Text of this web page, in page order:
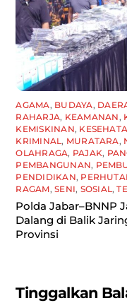
AGAMA, BUDAYA,
RAHARJA, KEAMANAN,
KEMISKINAN,
KRIMINAL, MURATARA,
OLAHRAGA, PAJAK,
PEMBANGUNAN,
PENDIDIKAN,
RAGAM,SENI, SOSIAL,
Polda Jabar–BNNP
Dalang di Balik
Provinsi
Tinggalkan